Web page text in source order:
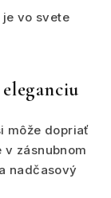
je vo svete
môže dopriať
v zásnubnom
nadčasový